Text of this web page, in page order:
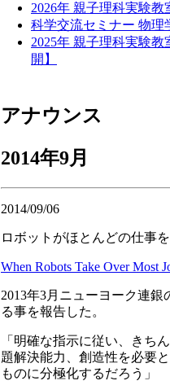
2026年 親子理科実験
科学交流セミナー 物理
2025年 親子理科実験
開】
アナウンス
2014年9月
2014/09/06
ロボットがほとんどの仕事
When Robots Take Over Most
2013年3月ニューヨーク連
る事を報告した。
「明確な指示に従い、きち
題解決能力、創造性を必要
ものに分極化するだろう」